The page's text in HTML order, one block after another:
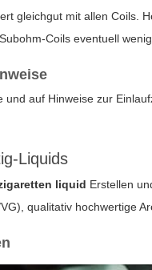
gleichgut mit allen Coils.
Coils eventuell
und auf Hinweise zur
Liquids
liquid Erstellen
qualitativ hochwertige